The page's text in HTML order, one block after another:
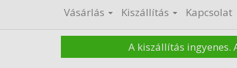
Vásárlás Kiszállítás Kapcsolat
A kiszállítás ingyenes.